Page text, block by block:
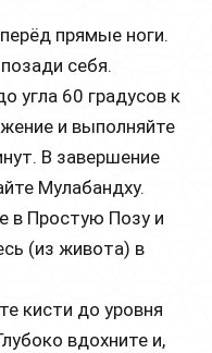
прямые ноги.
себя.
угла 60 градусов к
и выполняйте
В завершение
Мулабандху.
в Простую Позу и
(из живота) в
кисти до уровня
вдохните и,